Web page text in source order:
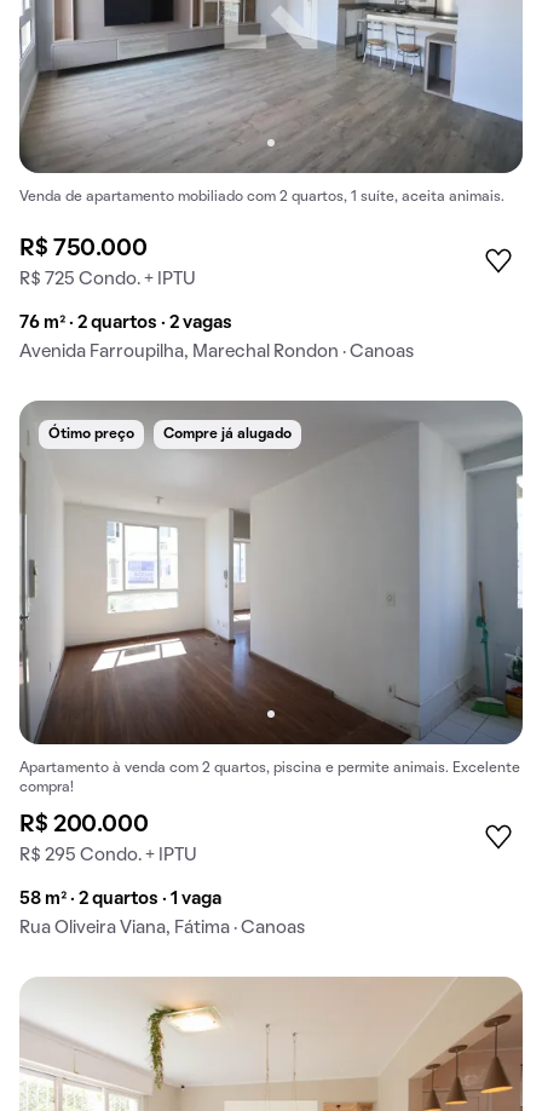
Venda de apartamento mobiliado com 2 quartos, 1 suíte, aceita animais.
R$ 750.000
R$ 725 Condo. + IPTU
76 m² · 2 quartos · 2 vagas
Avenida Farroupilha, Marechal Rondon · Canoas
Ótimo preço Compre já alugado
Apartamento à venda com 2 quartos, piscina e permite animais. Excelente
compra!
R$ 200.000
R$ 295 Condo. + IPTU
58 m² · 2 quartos · 1 vaga
Rua Oliveira Viana, Fátima · Canoas